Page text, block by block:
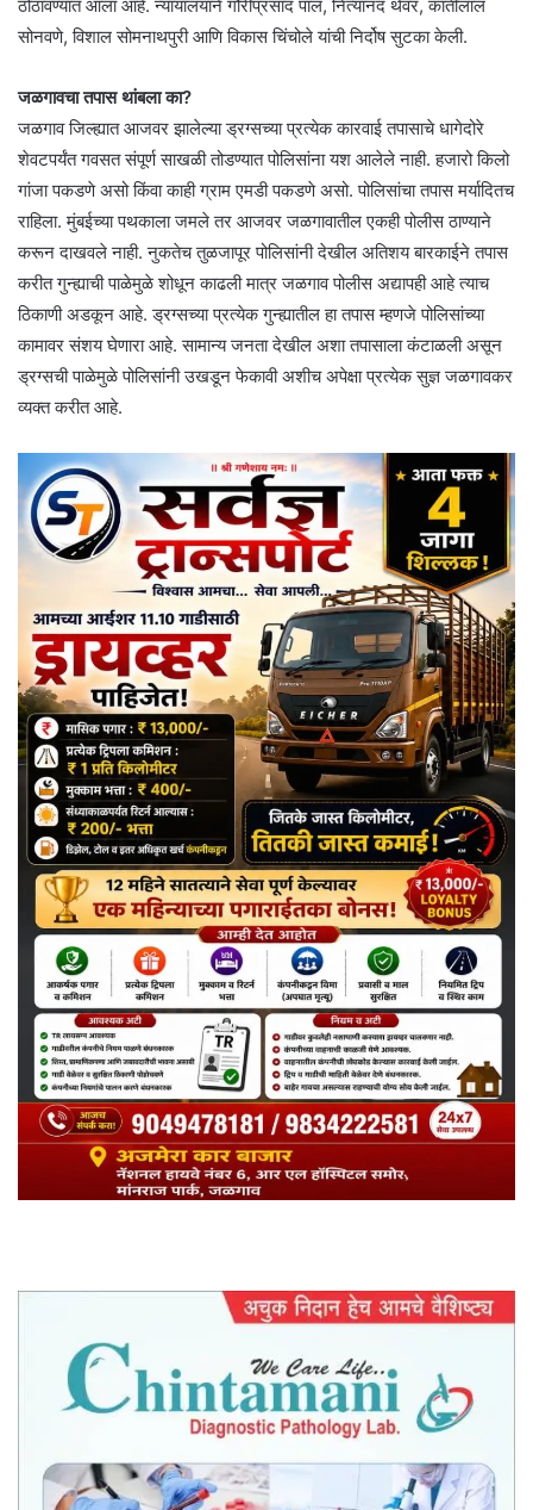
ठोठावण्यात आला आहे. न्यायालयाने गौरीप्रसाद पाल, नित्यानंद थेवर, कांतीलाल
सोनवणे, विशाल सोमनाथपुरी आणि विकास चिंचोले यांची निर्दोष सुटका केली.
जळगावचा तपास थांबला का?
जळगाव जिल्ह्यात आजवर झालेल्या ड्रग्सच्या प्रत्येक कारवाई तपासाचे धागेदोरे
शेवटपर्यंत गवसत संपूर्ण साखळी तोडण्यात पोलिसांना यश आलेले नाही. हजारो किलो
गांजा पकडणे असो किंवा काही ग्राम एमडी पकडणे असो. पोलिसांचा तपास मर्यादितच
राहिला. मुंबईच्या पथकाला जमले तर आजवर जळगावातील एकही पोलीस ठाण्याने
करून दाखवले नाही. नुकतेच तुळजापूर पोलिसांनी देखील अतिशय बारकाईने तपास
करीत गुन्ह्याची पाळेमुळे शोधून काढली मात्र जळगाव पोलीस अद्यापही आहे त्याच
ठिकाणी अडकून आहे. ड्रग्सच्या प्रत्येक गुन्ह्यातील हा तपास म्हणजे पोलिसांच्या
कामावर संशय घेणारा आहे. सामान्य जनता देखील अशा तपासाला कंटाळली असून
ड्रग्सची पाळेमुळे पोलिसांनी उखडून फेकावी अशीच अपेक्षा प्रत्येक सुज्ञ जळगावकर
व्यक्त करीत आहे.